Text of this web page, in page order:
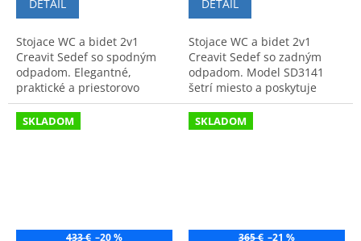
DETAIL
Stojace WC a bidet 2v1
Creavit Sedef so spodným
odpadom. Elegantné,
praktické a priestorovo
úsporné riešenie SD3041
pre modernú kúpeľňu.
Špičková kvalita.
DETAIL
Stojace WC a bidet 2v1
Creavit Sedef so zadným
odpadom. Model SD3141
šetrí miesto a poskytuje
komfort. Moderný dizajn a
vysoká kvalita pre vašu
kúpeľňu.
SKLADOM
433 € –20 %
SKLADOM
365 € –21 %